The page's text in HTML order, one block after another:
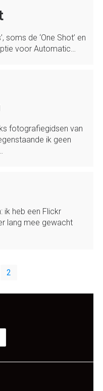
soms de ‘One Shot’ en
voor Automatic…
fotografiegidsen van
ik geen
ik heb een Flickr
lang mee gewacht
2